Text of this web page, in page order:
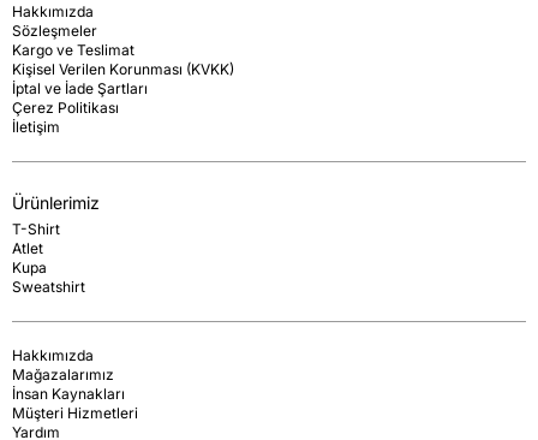
Hakkımızda
Sözleşmeler
Kargo ve Teslimat
Kişisel Verilen Korunması (KVKK)
İptal ve İade Şartları
Çerez Politikası
İletişim
Ürünlerimiz
T-Shirt
Atlet
Kupa
Sweatshirt
Hakkımızda
Mağazalarımız
İnsan Kaynakları
Müşteri Hizmetleri
Yardım